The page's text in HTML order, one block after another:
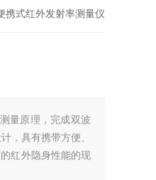
携式红外发射率测量仪
量原理，完成双波
，具有携带方便、
红外隐身性能的现